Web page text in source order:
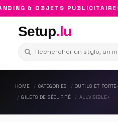
& OBJETS
Setup.lu
HOME CATÉGORIES OUTILS ET
GILETS DE SÉCURITÉ
ALLVISIBLE+